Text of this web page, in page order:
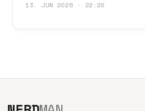
13. JUN 2026 · 22:20